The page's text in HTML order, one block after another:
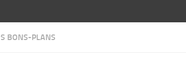
BONS-PLANS